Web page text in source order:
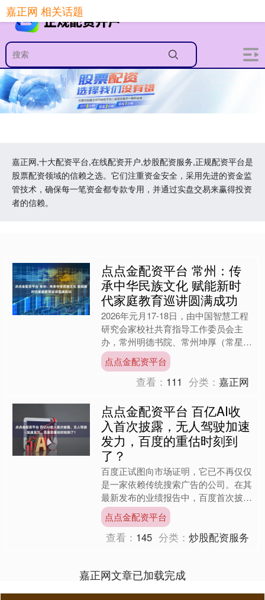
嘉正网,十大配资平台,在线配资开户,炒股配资服务,正规配资平台是
股票配资领域的信赖之选。它们注重资金安全，采用先进的资金监
管技术，确保每一笔资金都专款专用，并通过实盘交易来赢得投资
者的信赖。
嘉正网 相关话题
点点金配资平台 常州：传
承中华民族文化 赋能新时
代家庭教育巡讲圆满成功
2026年元月17-18日，由中国智慧工程
研究会家校社共育指导工作委员会主
办，常州明德书院、常州坤厚（常星国
学）文化交流中心、常州市家庭指导促
进会、常州市武进区....
点点金配资平台
查看： 111 分类：嘉正网
点点金配资平台 百亿AI收
入首次披露，无人驾驶加速
发力，百度的重估时刻到
了？
百度正试图向市场证明，它已不再仅仅
是一家依赖传统搜索广告的公司。在其
最新发布的业绩报告中，百度首次披露
AI相关收入规模达人民币100亿元，同
比增长50%，三季度....
点点金配资平台
查看： 145 分类：炒股配资服务
嘉正网文章已加载完成